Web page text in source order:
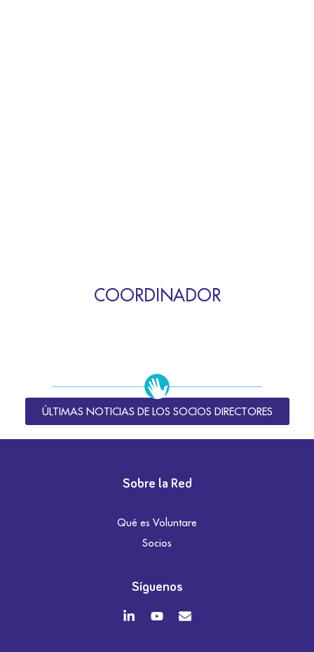
COORDINADOR
ÚLTIMAS NOTICIAS DE LOS SOCIOS DIRECTORES
Sobre la Red
Qué es Voluntare
Socios
Síguenos